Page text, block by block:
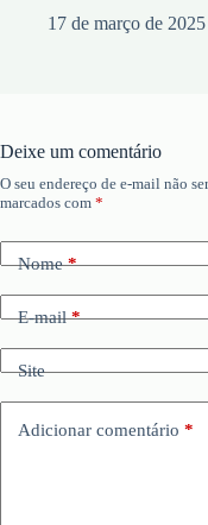
17 de março de 2025
Deixe um comentário
O seu endereço de e-mail não
marcados com *
Nome*
E-mail*
Site
Adicionar comentário *